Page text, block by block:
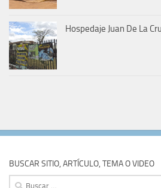
Hospedaje Juan De La
BUSCAR SITIO, ARTÍCULO, TEMA O VIDEO
Buscar: